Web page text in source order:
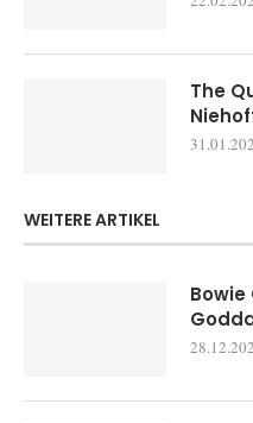
The
WEITERE ARTIKEL
Bowie